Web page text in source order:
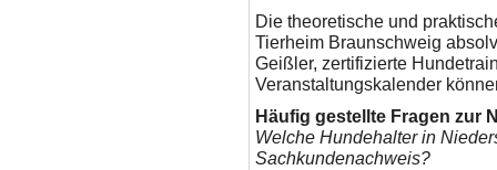
Die theoretische und
Tierheim Braunschweig
Geißler, zertifizierte
Veranstaltungskalender
Häufig gestellte Fragen zur
Welche Hundehalter in
Sachkundenachweis?